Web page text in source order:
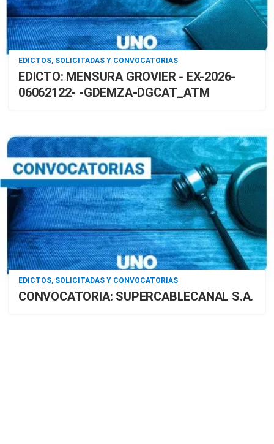
EDICTOS, SOLICITADAS Y CONVOCATORIAS
EDICTO: MENSURA GROVIER - EX-2026-
06062122- -GDEMZA-DGCAT_ATM
EDICTOS, SOLICITADAS Y CONVOCATORIAS
CONVOCATORIA: SUPERCABLECANAL S.A.